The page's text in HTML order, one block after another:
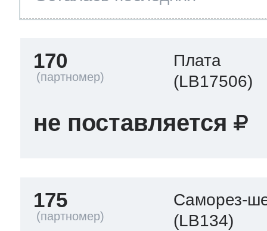
170
Плата
(LB17506)
не поставляется
175
Саморез-
(LB134)